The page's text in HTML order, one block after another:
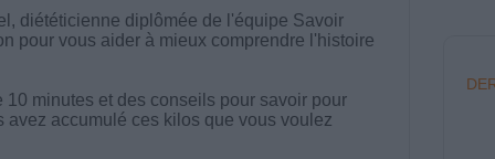
diététicienne diplômée de l'équipe Savoir
pour vous aider à mieux comprendre l'histoire
minutes et des conseils pour savoir pour
accumulé ces kilos que vous voulez